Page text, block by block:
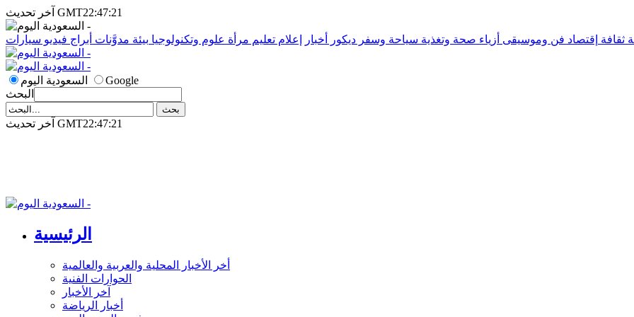
آخر تحديث GMT22:47:21
ثقافة إقتصاد فن وموسيقى أزياء صحة وتغذية سياحة وسفر ديكور أخبار إعلام تعليم مرأة علوم وتكنولوجيا بيئة مدوَّنات أبراج فيديو سيارات
السعودية اليوم
Google
البحث
آخر تحديث GMT22:47:21
الرئيسية
أخر الأخبار المحلية والعربية والعالمية
الحوارات الفنية
آخر الأخبار
أخبار الرياضة